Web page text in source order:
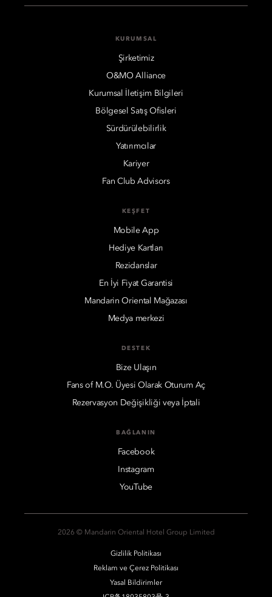
KURUMSAL
Şirketimiz
O&MO Alliance
Kurumsal İletişim Bilgileri
Bölgesel Satış Ofisleri
Sürdürülebilirlik
Yatırımcılar
Kariyer
Fan Club Advisors
KEŞFET
Mobile App
Hediye Kartları
Rezidanslar
En İyi Fiyat Garantisi
Mandarin Oriental Mağazası
Medya merkezi
DESTEK
Bize Ulaşın
Fans of M.O. Üyesi Olarak Oturum Aç
Rezervasyon Değişikliği veya İptali
BAĞLANIN
Facebook
Instagram
YouTube
2026 © Mandarin Oriental Hotel Group Limited
Gizlilik Politikası
Reklam ve Çerez Politikası
Yasal Bildirimler